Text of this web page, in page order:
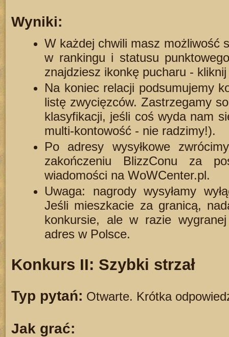
Wyniki:
W każdej chwili masz możliwość
w rankingu i statusu
znajdziesz ikonkę pucharu - kliknij
Na koniec relacji podsumujemy
listę zwycięzców. Zastrzegamy
klasyfikacji, jeśli coś wyda nam
multi-kontowość - nie radzimy!).
Po adresy wysyłkowe
zakończeniu BlizzConu za
wiadomości na WoWCenter.pl.
Uwaga: nagrody wysyłamy
Jeśli mieszkacie za granicą,
konkursie, ale w razie
adres w Polsce.
Konkurs II: Szybki strzał
Typ pytań: Otwarte. Krótka
Jak grać: